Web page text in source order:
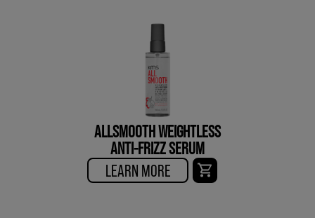
ALLSMOOTH WEIGHTLESS
ANTI-FRIZZ SERUM
LEARN MORE